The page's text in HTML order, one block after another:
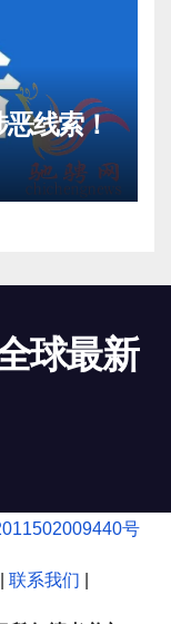
线索！
球最新
号
联系我们